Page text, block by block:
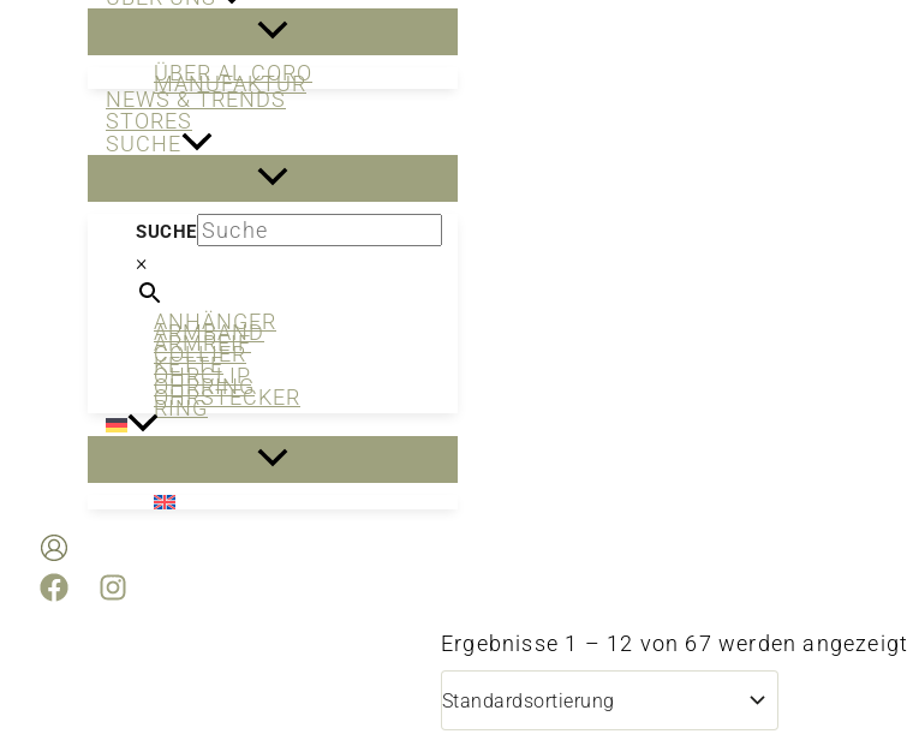
ÜBER AL CORO
MANUFAKTUR
NEWS & TRENDS
STORES
SUCHE
SUCHE
×
ANHÄNGER
ARMBAND
ARMREIF
COLLIER
KETTE
OHRCLIP
OHRRING
OHRSTECKER
RING
Ergebnisse 1 – 12 von 67 werden angezeigt